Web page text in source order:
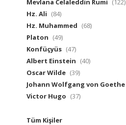
Mevlana Celaleddin Rumi (122)
Hz. Ali (84)
Hz. Muhammed (68)
Platon (49)
Konfüçyüs (47)
Albert Einstein (40)
Oscar Wilde (39)
Johann Wolfgang von Goethe
Victor Hugo (37)
Tüm Kişiler